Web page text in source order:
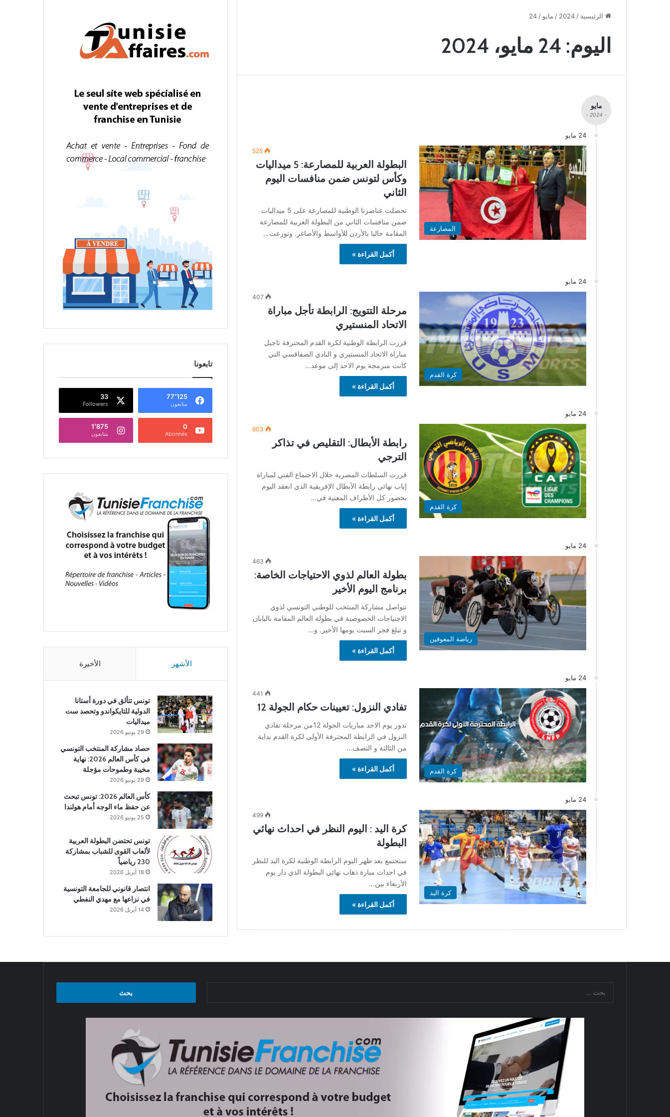
الرئيسية /
2024
/ مايو /
24
اليوم: 24 مايو، 2024
مايو
- 2024 -
24 مايو
المصارعة
525
البطولة العربية للمصارعة: 5 ميداليات
وكأس لتونس ضمن منافسات اليوم
الثاني
تحصلت عناصرنا الوطنية للمصارعة على 5 ميداليات
ضمن منافسات الثاني من البطولة العربية للمصارعة
المقامة حاليا بالأردن للأواسط والأصاغر. وتوزعت…
أكمل القراءة »
24 مايو
كرة القدم
407
مرحلة التتويج: الرابطة تأجل مباراة
الاتحاد المنستيري
قررت الرابطة الوطنية لكرة القدم المحترفة تاجيل
مباراة الاتحاد المنستيري و النادي الصفاقسي التي
كانت مبرمجة يوم الاحد إلى موعد…
أكمل القراءة »
24 مايو
كرة القدم
603
رابطة الأبطال: التقليص في تذاكر
الترجي
قررت السلطات المصرية خلال الاجتماع الفني لمباراة
إياب نهائي رابطة الأبطال الإفريقية الذي انعقد اليوم
بحضور كل الأطراف المعنية في…
أكمل القراءة »
24 مايو
رياضة المعوقين
463
بطولة العالم لذوي الاحتياجات الخاصة:
برنامج اليوم الأخير
تتواصل مشاركة المنتخب للوطني التونسي لذوي
الاحتياجات الخصوصية في بطولة العالم المقامة باليابان
و تبلغ فجر السبت يومها الأخير. و…
أكمل القراءة »
24 مايو
كرة القدم
441
تفادي النزول: تعيينات حكام الجولة 12
تدور يوم الاحد مباريات الجولة 12من مرحلة تفادي
النزول في الرابطة المحترفة الأولى لكرة القدم بداية
من الثالثة و النصف…
أكمل القراءة »
24 مايو
كرة اليد
499
كرة اليد : اليوم النظر في احداث نهائي
البطولة
ستجتمع بعد ظهر اليوم الرابطة الوطنية لكرة اليد للنظر
في احداث مبارة ذهاب نهائي البطولة الذي دار يوم
الأربعاء بين…
أكمل القراءة »
تابعونا
77٬125
متابعون
33
Followers
0
Abonnés
1٬875
متابعون
الأشهر الأخيرة
تونس تتألق في دورة أستانا
الدولية للتايكواندو وتحصد ست
ميداليات
29 يونيو 2026
حصاد مشاركة المنتخب التونسي
في كأس العالم 2026: نهاية
مخيبة وطموحات مؤجلة
29 يونيو 2026
كأس العالم 2026: تونس تبحث
عن حفظ ماء الوجه أمام هولندا
25 يونيو 2026
تونس تحتضن البطولة العربية
لألعاب القوى للشباب بمشاركة
230 رياضياً
18 أبريل 2026
انتصار قانوني للجامعة التونسية
في نزاعها مع مهدي النفطي
14 أبريل 2026